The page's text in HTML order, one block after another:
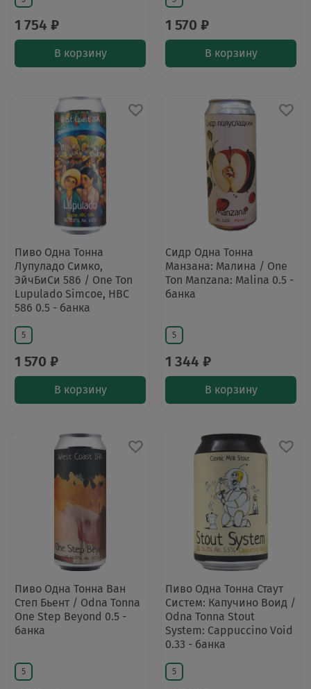
1 754 ₽
В корзину
1 570 ₽
В корзину
Пиво Одна Тонна
Лупуладо Симко,
ЭйчБиСи 586 / One Ton
Lupulado Simcoe, HBC
586 0.5 - банка
5
1 570 ₽
В корзину
Сидр Одна Тонна
Манзана: Малина / One
Ton Manzana: Malina 0.5 -
банка
5
1 344 ₽
В корзину
Пиво Одна Тонна Ван
Степ Бьент / Odna Tonna
One Step Beyond 0.5 -
банка
5
Пиво Одна Тонна Стаут
Систем: Капучино Воид /
Odna Tonna Stout
System: Cappuccino Void
0.33 - банка
5